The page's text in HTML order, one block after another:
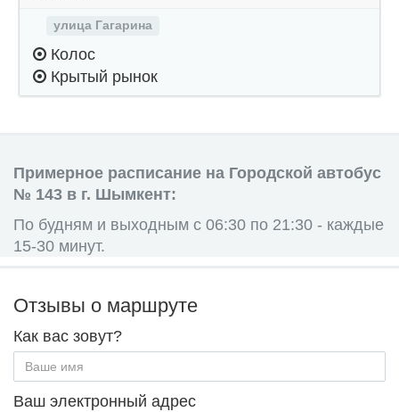
улица Гагарина
Колос
Крытый рынок
Примерное расписание на Городской автобус
№ 143 в г. Шымкент:
По будням и выходным с 06:30 по 21:30 - каждые
15-30 минут.
Отзывы о маршруте
Как вас зовут?
Ваш электронный адрес